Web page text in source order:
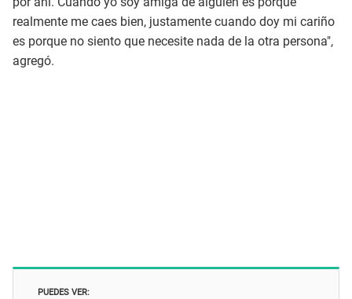
realmente me caes bien, justamente cuando doy mi cariño
es porque no siento que necesite nada de la otra persona",
agregó.
PUEDES VER: